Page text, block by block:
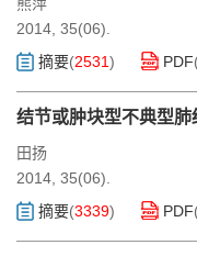
2014, 35(06).
摘要(2531) PDF
结节或肿块型不典型
田扬
2014, 35(06).
摘要(3339) PDF